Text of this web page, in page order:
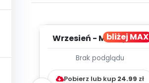
bliżej MAX
Wrzesień - MIESIĘCZNY
WYCHOWAWCZO –
DYDAKTYC...
Brak podglądu
Pobierz lub kup 24.99 zł